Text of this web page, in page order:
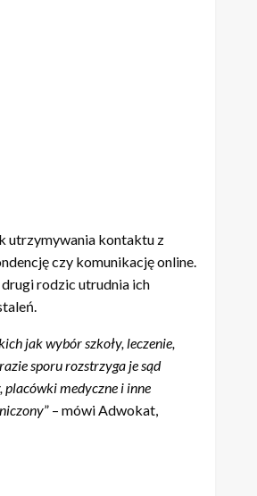
utrzymywania kontaktu z
czy komunikację online.
rodzic utrudnia ich
jak wybór szkoły, leczenie,
sporu rozstrzyga je sąd
placówki medyczne i inne
” – mówi Adwokat,